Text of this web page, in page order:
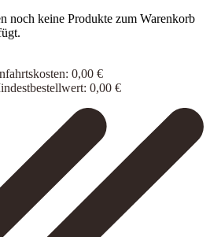
noch keine Produkte zum Warenkorb
0,00 €
0,00 €